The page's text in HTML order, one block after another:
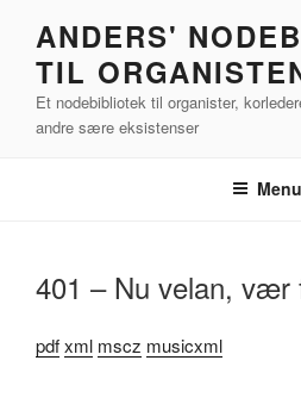
indhold
ANDERS'
TIL
Et nodebibliotek til organister,
andre sære eksistenser
Menu
401 – Nu velan, vær
pdfxml mscz musicxml